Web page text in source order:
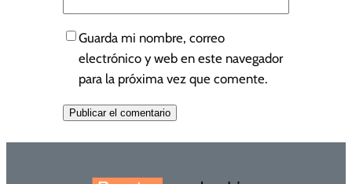
Guarda mi nombre, correo
electrónico y web en este navegador
para la próxima vez que comente.